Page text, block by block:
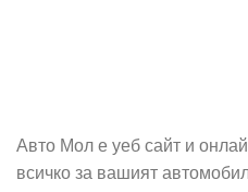
Авто Мол е уеб сайт и
всичко за вашият